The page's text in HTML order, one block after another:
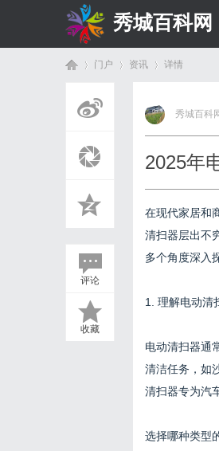
秀城百科网
门户 资讯
›
详情
评论
收藏
秀城百科
2025年
在现代家居和
清扫器层出不
多个角度深入
1. 理解电动清
电动清扫器通
清洁任务，如
清扫器专为汽
选择哪种类型